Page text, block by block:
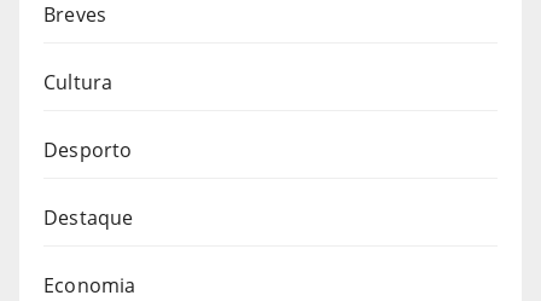
Breves
Cultura
Desporto
Destaque
Economia